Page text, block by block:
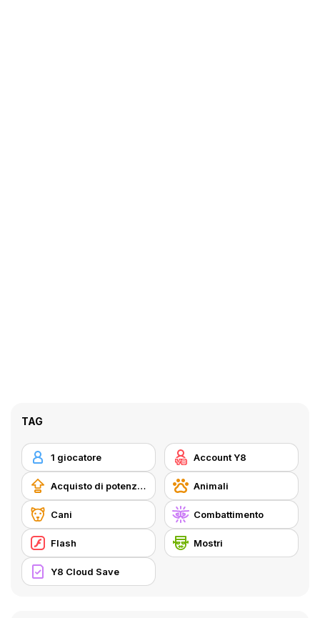
TAG
1 giocatore Account Y8
Acquisto di potenziatori Animali
Cani Combattimento
Flash Mostri
Y8 Cloud Save